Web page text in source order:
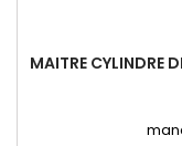
MAITRE CYLINDRE